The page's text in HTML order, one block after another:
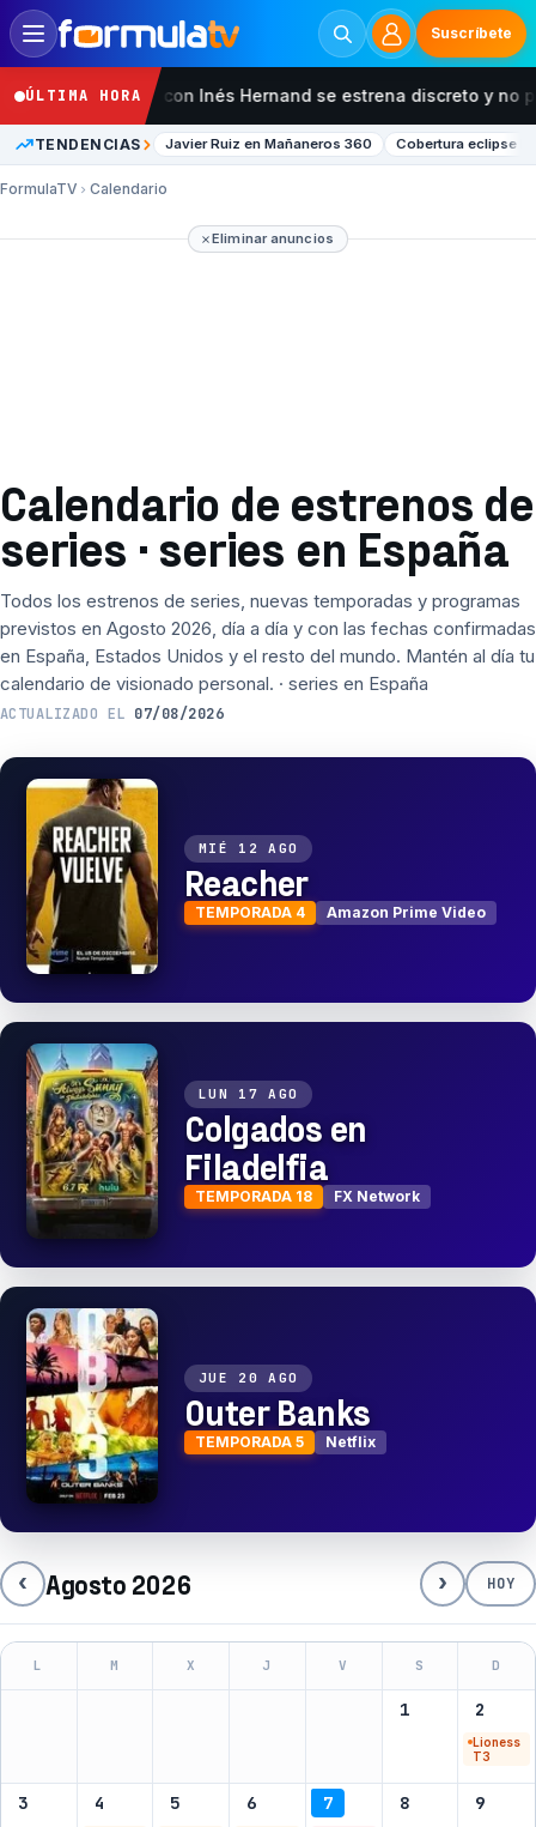
Buscar Suscríbete
¿Estás seguro?
Cancelar
ÚLTIMA HORA
'Ordena tu vida' con Inés Hernand se estrena discreto y no
TENDENCIAS Javier Ruiz en Mañaneros 360 Cobertura eclipse
FormulaTV Calendario
Eliminar anuncios
Calendario de estrenos de
series · series en España
Todos los estrenos de series, nuevas temporadas y programas
previstos en Agosto 2026, día a día y con las fechas confirmadas
en España, Estados Unidos y el resto del mundo. Mantén al día tu
calendario de visionado personal. · series en España
ACTUALIZADO EL 07/08/2026
MIÉ 12 AGO
Reacher
TEMPORADA 4 Amazon Prime Video
LUN 17 AGO
Colgados en
Filadelfia
TEMPORADA 18 FX Network
JUE 20 AGO
Outer Banks
TEMPORADA 5 Netflix
‹ Agosto 2026 › HOY
L M X J V S D
1 2
Lioness
T3
3 4 5 6 7 8 9